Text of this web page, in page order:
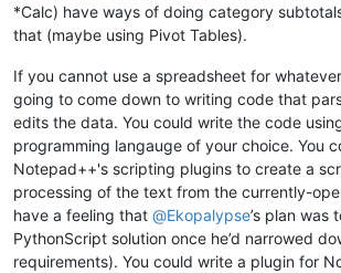
*Calc) have ways of doing category
that (maybe using Pivot Tables).
If you cannot use a spreadsheet for
going to come down to writing code that
edits the data. You could write the code
programming langauge of your choice. You
Notepad++'s scripting plugins to create a
processing of the text from the currently-
have a feeling that @Ekopalypse’s plan was
PythonScript solution once he’d narrowed
requirements). You could write a plugin for